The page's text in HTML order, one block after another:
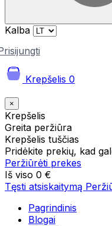
Kalba
Krepšelis 0
×
Krepšelis
Greita peržiūra
Krepšelis tuščias
Pridėkite prekių, kad
Peržiūrėti prekes
Iš viso 0 €
Tęsti atsiskaitymą
Pagrindinis
Blogai